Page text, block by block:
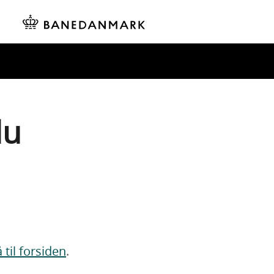
til forsiden.